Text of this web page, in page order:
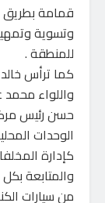
قمامة بطريق
وتسوية
للمنطقة .
كما ترأس
واللواء
حسن رئيس
الوحدات
كإدارة
والمتابعة
من سيارات